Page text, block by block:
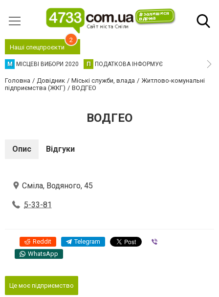
Наші спецпроєкти
2
М МІСЦЕВІ ВИБОРИ 2020 П ПОДАТКОВА ІНФОРМУЄ
Головна Довідник Міські служби, влада
Житлово-комунальні
підприємства (ЖКГ)
ВОДГЕО
ВОДГЕО
Опис Відгуки
Сміла, Водяного, 45
5-33-81
Reddit Telegram
WhatsApp
Це моє підприємство